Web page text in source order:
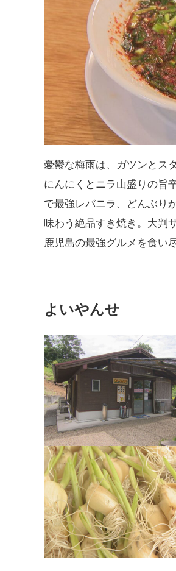
憂鬱な梅雨は、ガツンとス
にんにくとニラ山盛りの旨
で最強レバニラ、どんぶり
味わう絶品すき焼き。大判
鹿児島の最強グルメを食い
よいやんせ